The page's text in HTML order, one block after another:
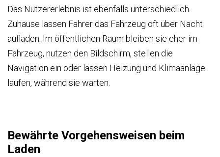
Das Nutzererlebnis ist ebenfalls unterschiedlich.
Zuhause lassen Fahrer das Fahrzeug oft über Nacht
aufladen. Im öffentlichen Raum bleiben sie eher im
Fahrzeug, nutzen den Bildschirm, stellen die
Navigation ein oder lassen Heizung und Klimaanlage
laufen, während sie warten.
Bewährte Vorgehensweisen beim
Laden